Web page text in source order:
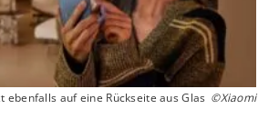
ebenfalls auf eine Rückseite aus Glas ©Xiaomi